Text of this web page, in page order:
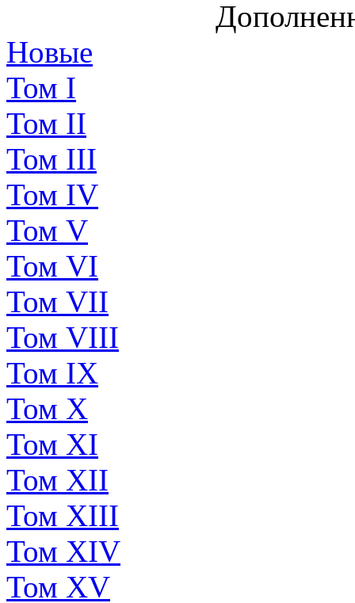
Новые
Том I
Том II
Том III
Том IV
Том V
Том VI
Том VII
Том VIII
Том IX
Том X
Том XI
Том XII
Том XIII
Том XIV
Том XV